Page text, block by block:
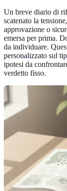
Un breve diario di
scatenato la
approvazione o
emersa per prima.
da individuare.
personalizzato sul
ipotesi da
verdetto fisso.